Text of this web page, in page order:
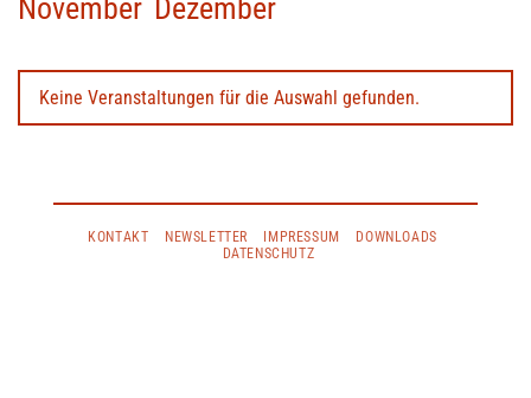
November Dezember
Keine Veranstaltungen für die Auswahl gefunden.
KONTAKT NEWSLETTER IMPRESSUM
DOWNLOADS
DATENSCHUTZ